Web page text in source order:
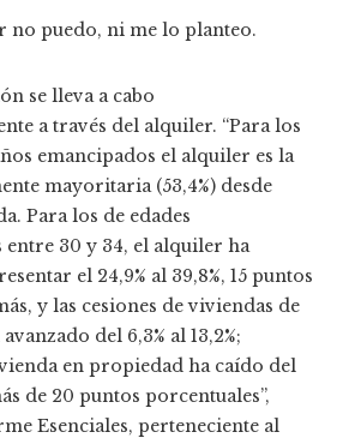
puedo, ni me lo planteo.
se lleva a cabo
a través del alquiler. “Para los
emancipados el alquiler es la
mayoritaria (53,4%) desde
Para los de edades
30 y 34, el alquiler ha
el 24,9% al 39,8%, 15 puntos
y las cesiones de viviendas de
del 6,3% al 13,2%;
en propiedad ha caído del
de 20 puntos porcentuales”,
Esenciales, perteneciente al